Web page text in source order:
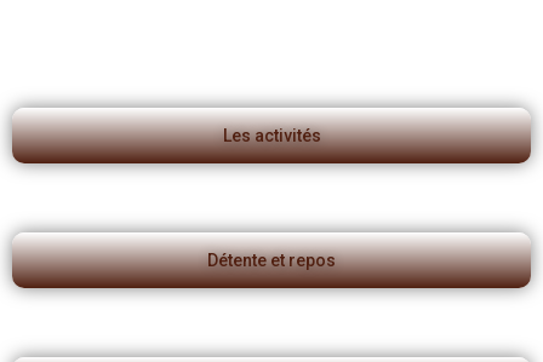
Les activités
Détente et repos